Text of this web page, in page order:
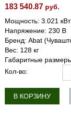
183 540.87 руб.
Мощность: 3.021 кВт
Напряжение: 230 В
Бренд: Abat
Вес: 128 кг
Габаритные
Кол-во:
В КОРЗИНУ